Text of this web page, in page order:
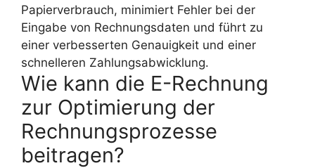
Papierverbrauch, minimiert Fehler bei der
Eingabe von Rechnungsdaten und führt zu
einer verbesserten Genauigkeit und einer
schnelleren Zahlungsabwicklung.
Wie kann die E-Rechnung
zur Optimierung der
Rechnungsprozesse
beitragen?